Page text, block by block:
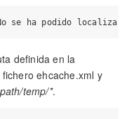
definida en la
ehcache.xml y
temp/*.